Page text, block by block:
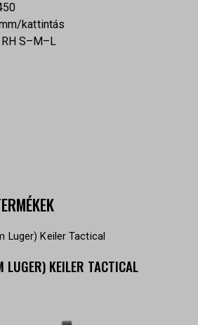
kattintás
S–M–L
KEILER TACTICAL